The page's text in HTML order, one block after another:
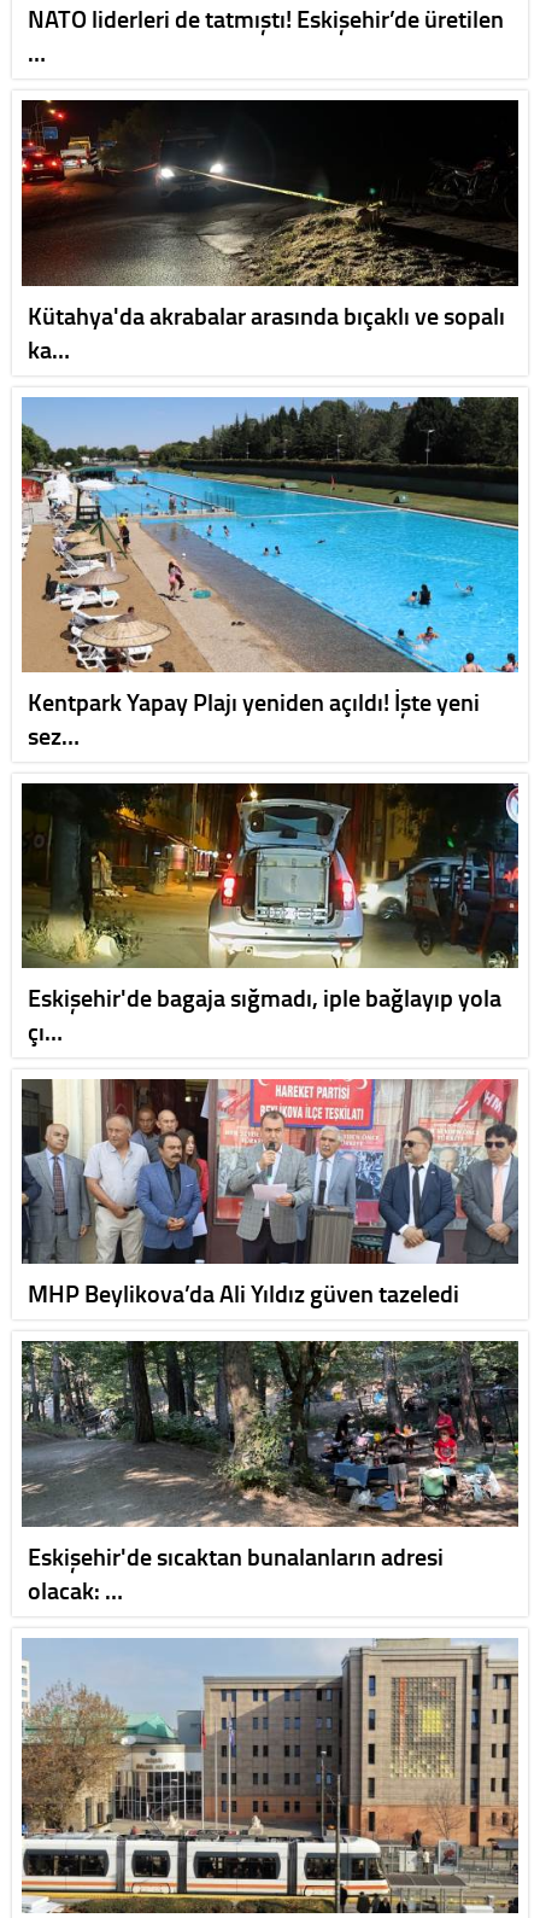
NATO liderleri de tatmıştı! Eskişehir’de üretilen
…
Kütahya'da akrabalar arasında bıçaklı ve sopalı
ka…
Kentpark Yapay Plajı yeniden açıldı! İşte yeni
sez…
Eskişehir'de bagaja sığmadı, iple bağlayıp yola
çı…
MHP Beylikova’da Ali Yıldız güven tazeledi
Eskişehir'de sıcaktan bunalanların adresi
olacak: …